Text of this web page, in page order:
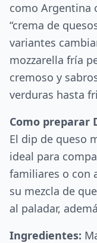
como Argentina
“crema de
variantes
mozzarella fría
cremoso y
verduras hasta
Como preparar
El dip de queso
ideal para
familiares o con
su mezcla de
al paladar,
Ingredientes: